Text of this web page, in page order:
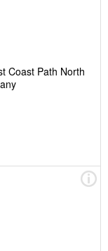
Coast Path North